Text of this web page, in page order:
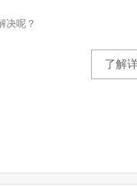
决呢？
了解